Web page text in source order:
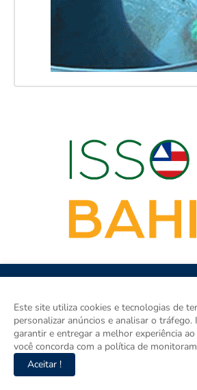
ISSO É BAHIA é o site de notícias da
discutir a Bahia e o Brasil. Aqui tem
imparcialidade. Os principais temas são
Este site utiliza cookies e tecnologias de
personalizar anúncios e analisar o tráfego.
garantir e entregar a melhor experiência
você concorda com a política de
Aceitar !